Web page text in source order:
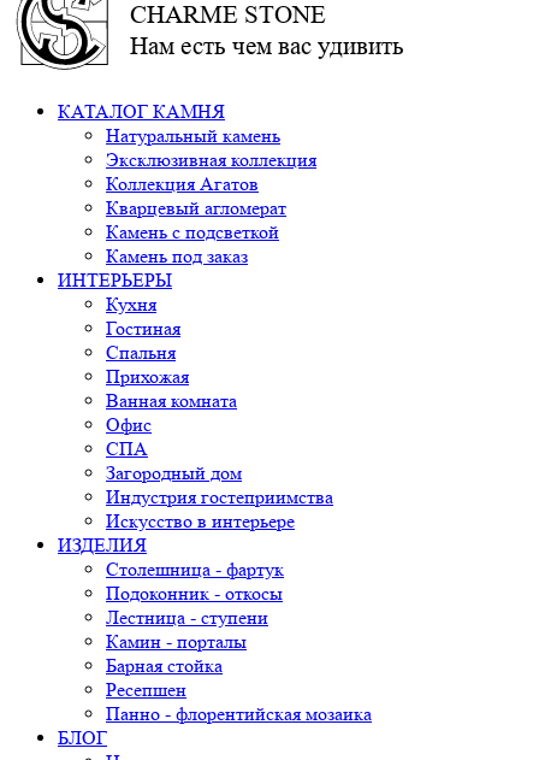
CHARME STONE
Нам есть чем вас удивить
КАТАЛОГ КАМНЯ
Натуральный камень
Эксклюзивная коллекция
Коллекция Агатов
Кварцевый агломерат
Камень с подсветкой
Камень под заказ
ИНТЕРЬЕРЫ
Кухня
Гостиная
Спальня
Прихожая
Ванная комната
Офис
СПА
Загородный дом
Индустрия гостеприимства
Искусство в интерьере
ИЗДЕЛИЯ
Столешница - фартук
Подоконник - откосы
Лестница - ступени
Камин - порталы
Барная стойка
Ресепшен
Панно - флорентийская мозаика
БЛОГ